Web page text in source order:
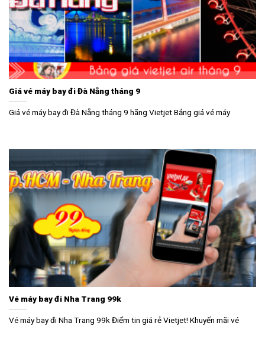
Giá vé máy bay đi Đà Nẵng tháng 9
Giá vé máy bay đi Đà Nẵng tháng 9 hãng Vietjet Bảng giá vé máy
Vé máy bay đi Nha Trang 99k
Vé máy bay đi Nha Trang 99k Điểm tin giá rẻ Vietjet! Khuyến mãi vé